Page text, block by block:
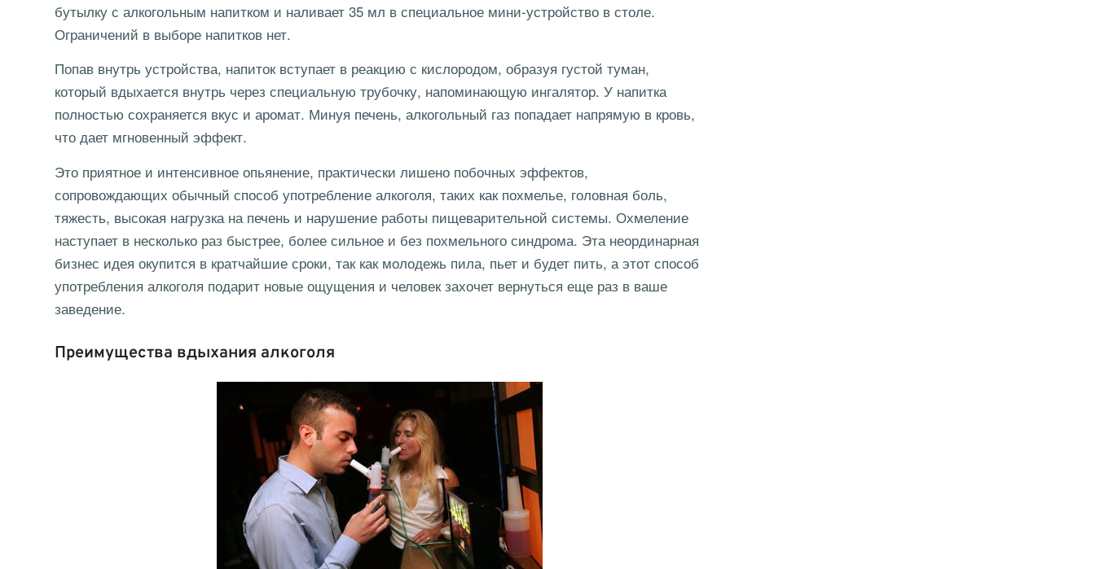
бутылку с алкогольным напитком и наливает 35 мл в специальное мини-устройство в столе.
Ограничений в выборе напитков нет.
Попав внутрь устройства, напиток вступает в реакцию с кислородом, образуя густой туман,
который вдыхается внутрь через специальную трубочку, напоминающую ингалятор. У напитка
полностью сохраняется вкус и аромат. Минуя печень, алкогольный газ попадает напрямую в кровь,
что дает мгновенный эффект.
Это приятное и интенсивное опьянение, практически лишено побочных эффектов,
сопровождающих обычный способ употребление алкоголя, таких как похмелье, головная боль,
тяжесть, высокая нагрузка на печень и нарушение работы пищеварительной системы. Охмеление
наступает в несколько раз быстрее, более сильное и без похмельного синдрома. Эта неординарная
бизнес идея окупится в кратчайшие сроки, так как молодежь пила, пьет и будет пить, а этот способ
употребления алкоголя подарит новые ощущения и человек захочет вернуться еще раз в ваше
заведение.
Преимущества вдыхания алкоголя